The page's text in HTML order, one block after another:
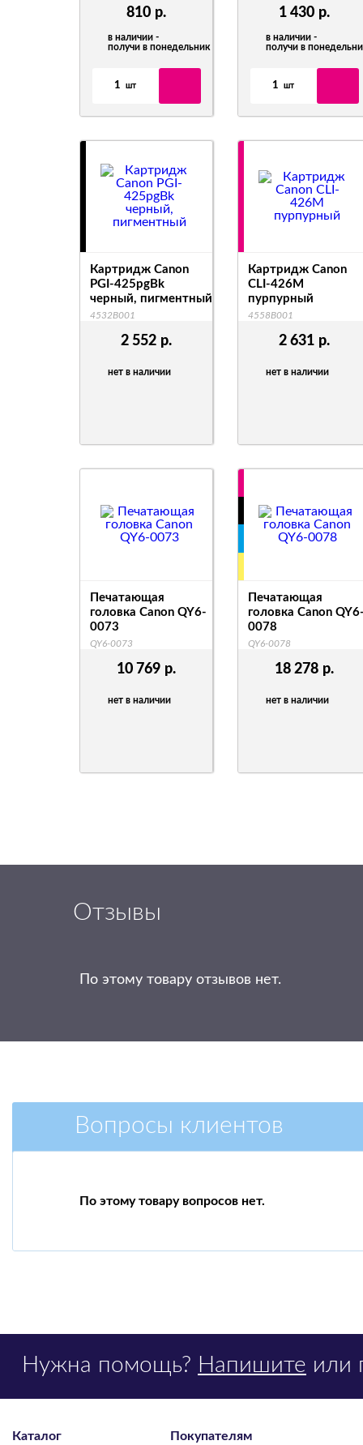
810 р.
в наличии -
получи в понедельник
1 шт
1 430 р.
в наличии -
получи в
1 шт
2 552 р.
нет в наличии
Картридж Canon
PGI-425pgBk
черный, пигментный
4532B001
2 631 р.
нет в наличии
Картридж Canon
CLI-426M
пурпурный
4558B001
10 769 р.
нет в наличии
Печатающая
головка Canon QY6-
0073
QY6-0073
18 278 р.
нет в наличии
Печатающая
головка Canon
0078
QY6-0078
Отзывы
По этому товару отзывов нет.
Вопросы клиентов
По этому товару вопросов нет.
Нужна помощь? Напишите или
Каталог Покупателям